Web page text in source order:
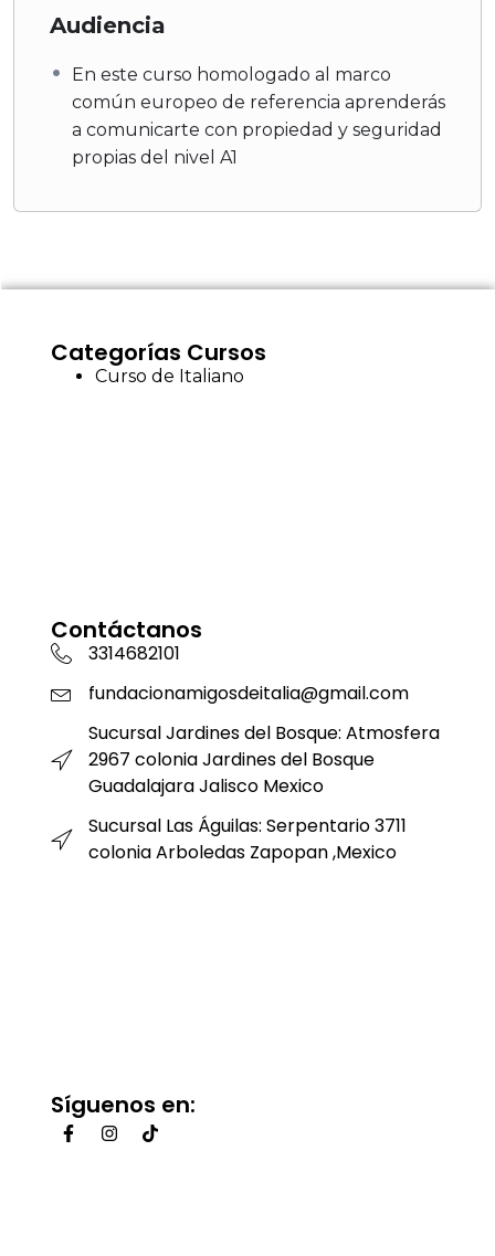
Audiencia
En este curso homologado al marco
común europeo de referencia aprenderás
a comunicarte con propiedad y seguridad
propias del nivel A1
Categorías Cursos
Curso de Italiano
Contáctanos
3314682101
fundacionamigosdeitalia@gmail.com
Sucursal Jardines del Bosque: Atmosfera
2967 colonia Jardines del Bosque
Guadalajara Jalisco Mexico
Sucursal Las Águilas: Serpentario 3711
colonia Arboledas Zapopan ,Mexico
Síguenos en: